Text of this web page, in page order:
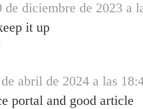
de diciembre de 2023 a
it up
abril de 2024 a las
portal and good article